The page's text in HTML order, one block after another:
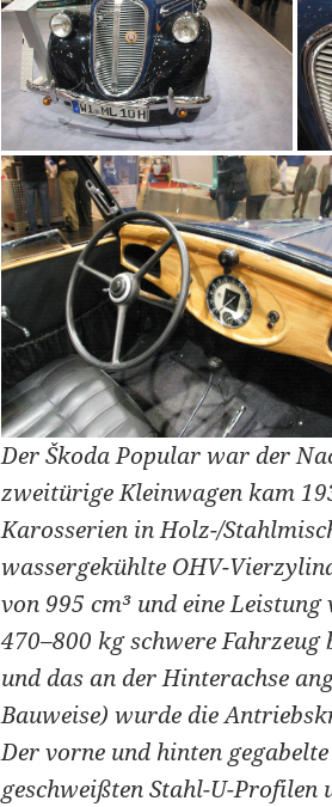
Der Škoda Popular war der
zweitürige Kleinwagen kam
Karosserien in Holz-/
wassergekühlte OHV-
von 995 cm³ und eine
470–800 kg schwere
und das an der Hinterachse
Bauweise) wurde die
Der vorne und hinten
geschweißten Stahl-U-Profilen